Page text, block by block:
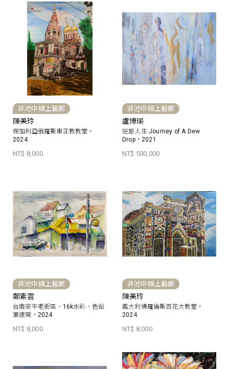
非池中線上藝廊
陳美玲
保加利亞俄羅斯東正教教堂，
2024
NT$ 8,000
非池中線上藝廊
盧博瑛
逆旅人生 Journey of A Dew
Drop，2021
NT$ 500,000
非池中線上藝廊
鄭素雲
台南安平老街區、16k水彩、色鉛
筆速寫，2024
NT$ 8,000
非池中線上藝廊
陳美玲
義大利佛羅倫斯百花大教堂，
2024
NT$ 8,000